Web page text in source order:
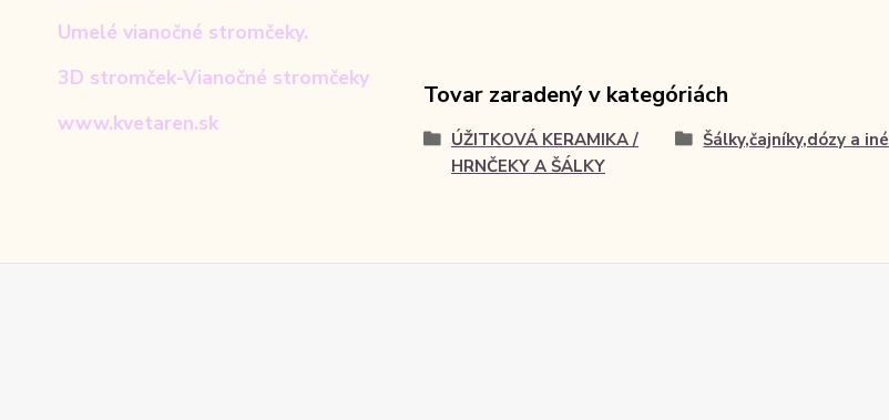
Umelé vianočné stromčeky.
3D stromček-Vianočné stromčeky
www.kvetaren.sk
Tovar zaradený v kategóriách
ÚŽITKOVÁ KERAMIKA /
HRNČEKY A ŠÁLKY
Šálky,čajníky,dózy a iné